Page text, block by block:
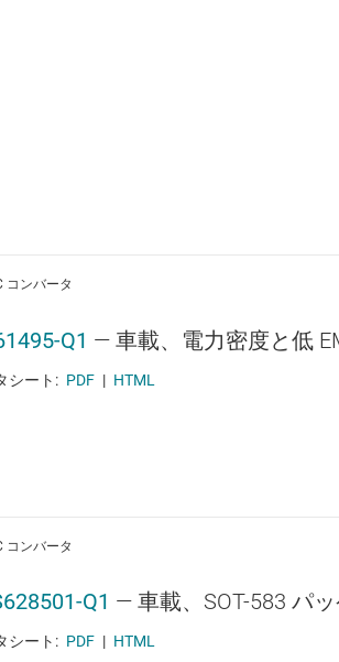
コンバータ
Q1 — 車載、電力密度と低
シート: PDF | HTML
コンバータ
Q1 — 車載、SOT-583 パ
シート: PDF | HTML